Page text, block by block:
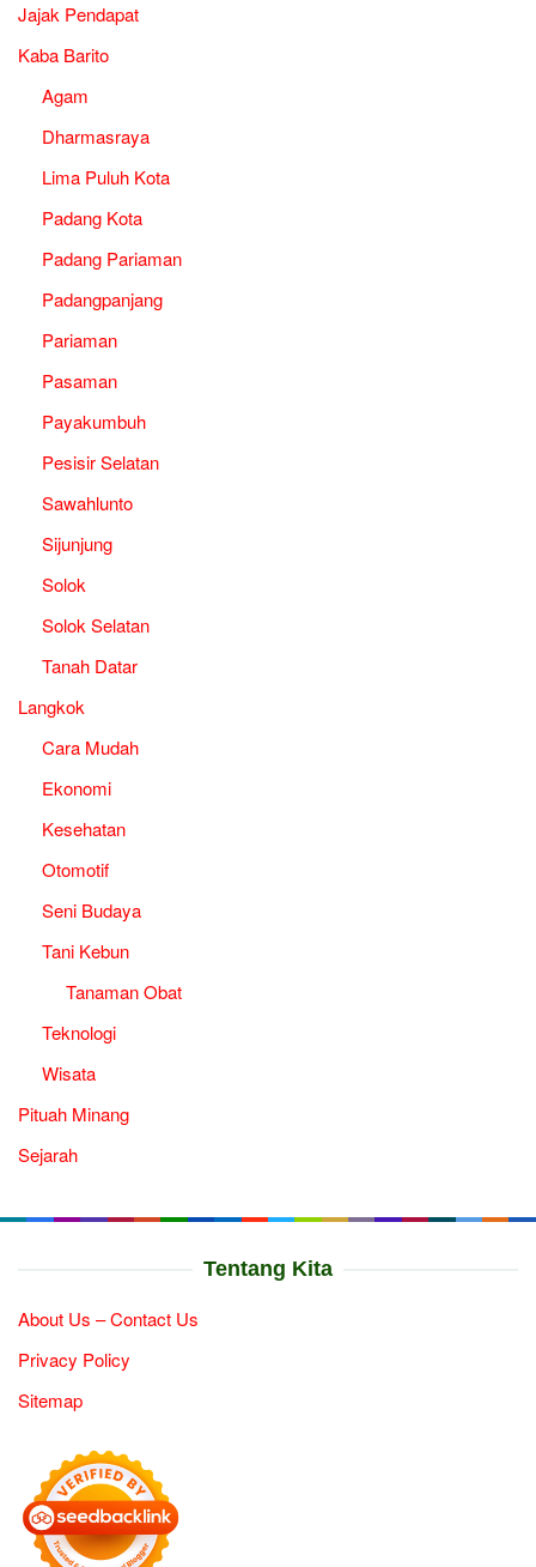
Jajak Pendapat
Kaba Barito
Agam
Dharmasraya
Lima Puluh Kota
Padang Kota
Padang Pariaman
Padangpanjang
Pariaman
Pasaman
Payakumbuh
Pesisir Selatan
Sawahlunto
Sijunjung
Solok
Solok Selatan
Tanah Datar
Langkok
Cara Mudah
Ekonomi
Kesehatan
Otomotif
Seni Budaya
Tani Kebun
Tanaman Obat
Teknologi
Wisata
Pituah Minang
Sejarah
Tentang Kita
About Us – Contact Us
Privacy Policy
Sitemap